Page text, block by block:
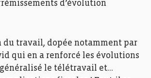
d’évolution
du travail, dopée notamment par
qui en a renforcé les évolutions
le télétravail et…